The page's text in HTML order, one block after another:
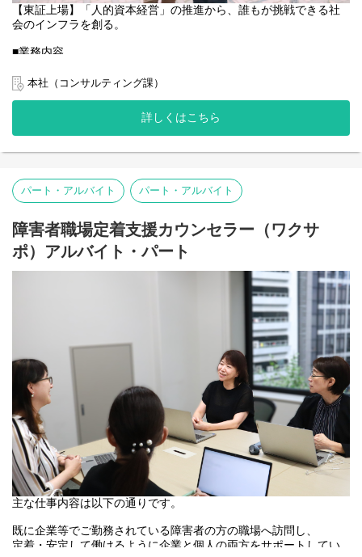
③ 企業へのフィードバック（報告書作成・助言）
面談内容をもとに報告書を作成し、企業へフィードバックを行い
ます。カウンセラー自身がご本人を「直接指導」するのではな
配慮が必要なのでは」と、企業側が実行できる具体的な対応策を
提案（助言）します。
④ サポート体制の構築と情報共有（MTG：月1回）
月に1回、メンバー全員でMTGを実施。今後入ってくる新規案件の
共有や、「誰がメインで担当するか」といったサポート体制の打
滑にサポートできる体制を整えます。
■ カウンセラーの専門性を高めるサポート体制（勉強会・ケース相
談）
月に1回、ワクサポメンバー全員で専門性を高めるための「勉強
会」を実施しています。
ロールプレイングや報告書の書き方のブラッシュアップをはじ
め、対応に悩む難しいケースの相談やカウンセラー同士の意見交
換など、一人で抱え込まずにチーム全体でノウハウを共有し、お
互いに専門性を高め合える環境が整っています。
企業様からの定着支援のオーダーが急増している現在、ワクサポ
チームは事業としても組織としても大きな拡大期を迎えていま
今後のさらなる依頼増加を見据え、サポート体制をより盤石にす
るため、今回新たなメンバーを増員募集いたします。
既存のメンバーとともに、専門性を活かして事業を牽引してくだ
さる方をお待ちしています。
■既存メンバーの声
【やりがい・魅力に感じていること】
常に新しいケースや企業様に出会えるため、日々チャレンジがあ
り仕事に飽きることがありません。多種多様な業界・企業の組織
また、一人で抱え込むことはなく、迷った時や難しいケースに直
面した時は、すぐに他のカウンセラーやマネージャーに相談でき
【東証上場】「人的資本経営」の推進から、誰もが挑戦できる社
会のインフラを創る。
■業務内容
し、戦略立案（上流）から、組織構築・実行支援（下流）までを
一気通貫で伴走するコンサルティング業務をお任せします。
単なる採用支援ではなく、ステークホルダーとの合意形成やプロ
ジェクトマネジメントを通じ、企業の組織そのものを変革してい
くポジションです。
※提案までのリード獲得は別部門（インサイドセールス等）が担
境です。
・人事責任者やダイバーシティ推進担当者とのディスカッション
を通じた論点整理・課題抽出
・提供サービスの設計、提案書の作成、プレゼンテーション
・ワークプランの設計および実行推進
└ ポジション創出に係る業務構築支援（業務の切り出し、分
└ 現場部門や経営層を対象にした理解促進支援（研修講師とし
└ 採用支援（採用計画の策定・レビュー、採用要件定義など）
※実務代行は別チームが担当
└ 障害者の集合配置部門の組成、およびアドバイザリー業務
└ 特例子会社の設立支援 など
■募集背景
・企業の「人的資本経営」やダイバーシティ推進への関心高まり
に伴う案件増加と体制強化
・TOKYO PRO Market上場を機とした、コンサルティング機能の
さらなる拡大
■ このポジションのやりがい・魅力
＜社会課題解決とビジネスの両立＞
ESG投資やダイバーシティ推進が叫ばれる中、障害者雇用は多く
の企業にとって未開拓の経営課題です。既存のパッケージを当て
本社（コンサルティング課）
詳しくはこちら
パート・アルバイト パート・アルバイト
障害者職場定着支援カウンセラー（ワクサ
ポ）アルバイト・パート
主な仕事内容は以下の通りです。
既に企業等でご勤務されている障害者の方の職場へ訪問し、
定着・安定して働けるように企業と個人の両方をサポートしてい